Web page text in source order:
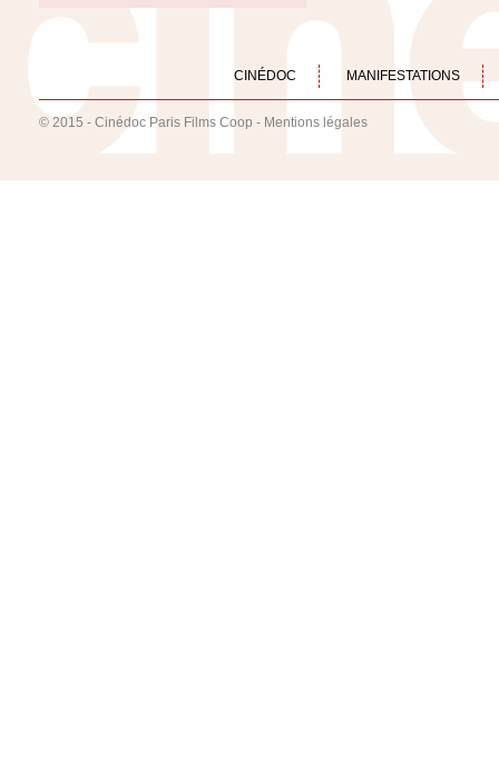
CINÉDOC MANIFESTATIONS
© 2015 - Cinédoc Paris Films Coop - Mentions légales